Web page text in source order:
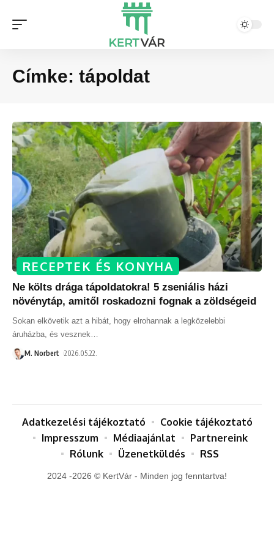
Címke: tápoldat
RECEPTEK ÉS KONYHA
Ne költs drága tápoldatokra! 5 zseniális házi
növénytáp, amitől roskadozni fognak a zöldségeid
Sokan elkövetik azt a hibát, hogy elrohannak a legközelebbi
áruházba, és vesznek
M. Norbert 2026.05.22.
2024 -2026 © KertVár - Minden jog fenntartva!
Adatkezelési tájékoztató
Cookie tájékoztató
Impresszum
Médiaajánlat
Partnereink
Rólunk
Üzenetküldés RSS